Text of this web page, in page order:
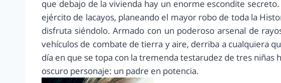
que debajo de la vivienda hay un enorme escondite
ejército de lacayos, planeando el mayor robo de toda la
disfruta siéndolo. Armado con un poderoso arsenal de
vehículos de combate de tierra y aire, derriba a cualquiera
día en que se topa con la tremenda testarudez de tres niñas
oscuro personaje: un padre en potencia.